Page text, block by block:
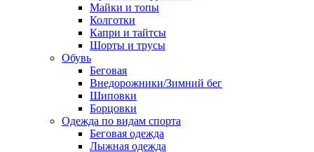
Майки и топы
Колготки
Капри и тайтсы
Шорты и трусы
Обувь
Беговая
Внедорожники/Зимний бег
Шиповки
Борцовки
Одежда по видам спорта
Беговая одежда
Лыжная одежда